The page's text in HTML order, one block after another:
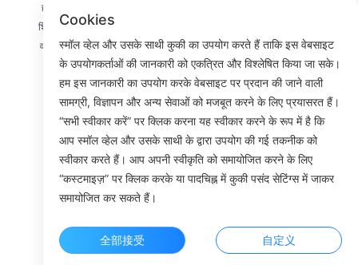
हमसे संपर्क करें
शिपमेंट प्रक्रिया
वापसी प्रक्रिया
हमारे बारे में
ROOM
Cookies
स्मॉल व्हेल और उसके साथी कुकी का उपयोग करते हैं ताकि इस वेबसाइट
के उपयोगकर्ताओं की जानकारी को एकत्रित और विश्लेषित किया जा सके।
हम इस जानकारी का उपयोग करके वेबसाइट पर प्रदान की जाने वाली
सामग्री, विज्ञापन और अन्य सेवाओं को मजबूत करने के लिए प्रयासरत हैं।
“सभी स्वीकार करें” पर क्लिक करना यह स्वीकार करने के रूप में है कि
आप स्मॉल व्हेल और उसके साथी के द्वारा उपयोग की गई तकनीक को
स्वीकार करते हैं। आप अपनी स्वीकृति को समायोजित करने के लिए
“कस्टमाइज़” पर क्लिक करके या पादचिह्न में कुकी पसंद सेटिंग्स में जाकर
समायोजित कर सकते हैं।
全部接受 自定义